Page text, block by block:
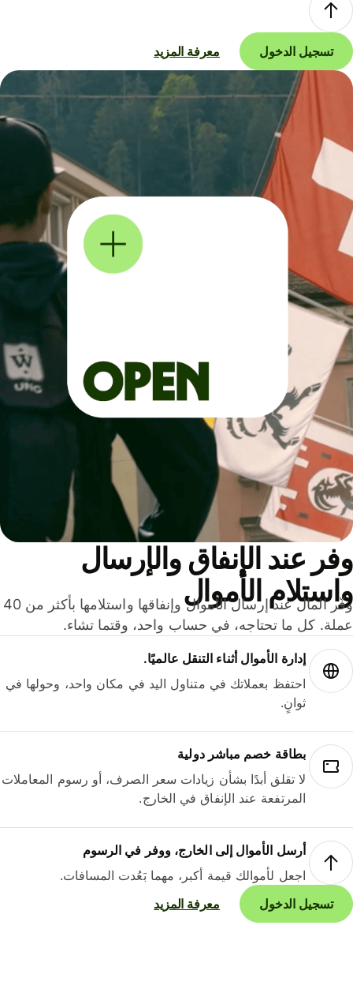
تسجيل الدخول معرفة المزيد
عند الإنفاق والإرسال
الأموال
وفّر المال عند إرسال الأموال وإنفاقها واستلامها بأكثر من 40
كل ما تحتاجه، في حساب واحد، وقتما تشاء.
إدارة الأموال أثناء التنقل عالميًا.
احتفظ بعملاتك في متناول اليد في مكان واحد، وحولها في
ثوانٍ.
بطاقة خصم مباشر دولية
لا تقلق أبدًا بشأن زيادات سعر الصرف، أو رسوم المعاملات
المرتفعة عند الإنفاق في الخارج.
أرسل الأموال إلى الخارج، ووفر في الرسوم
اجعل لأموالك قيمة أكبر، مهما بَعُدت المسافات.
تسجيل الدخول
معرفة المزيد